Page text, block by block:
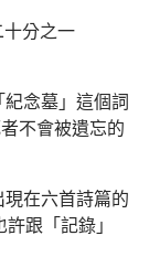
十分之一
紀念墓」 這個詞
不會被遺忘的
現在六首詩篇的
許跟 「記錄」